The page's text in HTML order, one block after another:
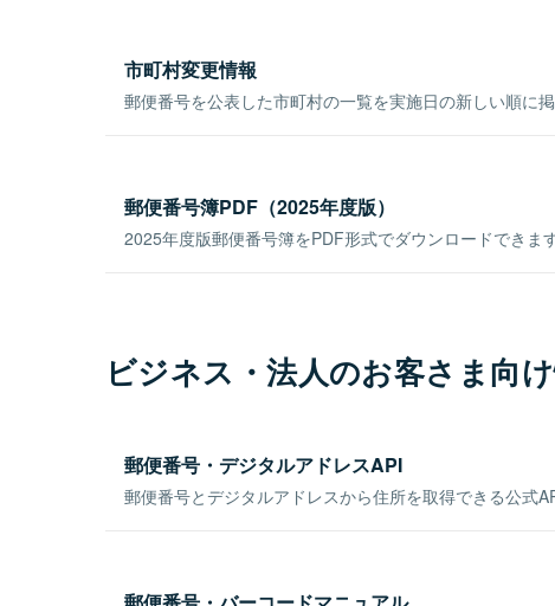
市町村変更情報
郵便番号を公表した市町村の一覧を実施日の新しい順に掲
郵便番号簿PDF（2025年度版）
2025年度版郵便番号簿をPDF形式でダウンロードできます
ビジネス・法人のお客さま向
郵便番号・デジタルアドレスAPI
郵便番号とデジタルアドレスから住所を取得できる公式